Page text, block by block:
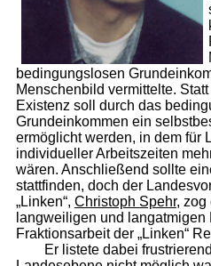
bedingungslosen
Menschenbild vermittelte.
Existenz soll durch das
Grundeinkommen ein
ermöglicht werden, in dem für
individueller Arbeitszeiten
wären. Anschließend sollte
stattfinden, doch der
„Linken“, Christoph Spehr, zog
langweiligen und
Fraktionsarbeit der „Linken“
Er listete dabei